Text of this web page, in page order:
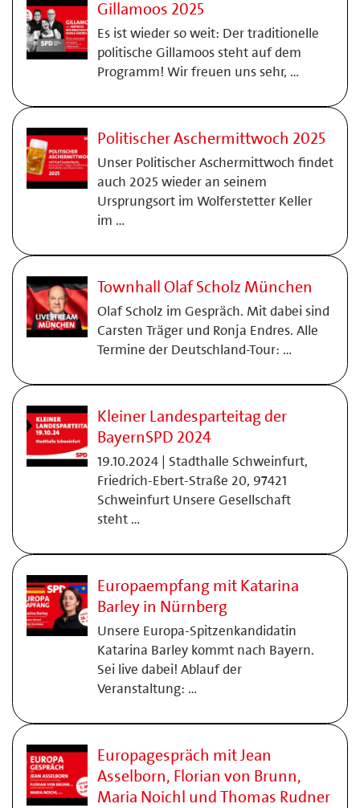
Gillamoos 2025
Es ist wieder so weit: Der traditionelle
politische Gillamoos steht auf dem
Programm! Wir freuen uns sehr, …
Politischer Aschermittwoch 2025
Unser Politischer Aschermittwoch findet
auch 2025 wieder an seinem
Ursprungsort im Wolferstetter Keller
im …
Townhall Olaf Scholz München
Olaf Scholz im Gespräch. Mit dabei sind
Carsten Träger und Ronja Endres. Alle
Termine der Deutschland-Tour: …
Kleiner Landesparteitag der
BayernSPD 2024
19.10.2024 | Stadthalle Schweinfurt,
Friedrich-Ebert-Straße 20, 97421
Schweinfurt Unsere Gesellschaft
steht …
Europaempfang mit Katarina
Barley in Nürnberg
Unsere Europa-Spitzenkandidatin
Katarina Barley kommt nach Bayern.
Sei live dabei! Ablauf der
Veranstaltung: …
Europagespräch mit Jean
Asselborn, Florian von Brunn,
Maria Noichl und Thomas Rudner